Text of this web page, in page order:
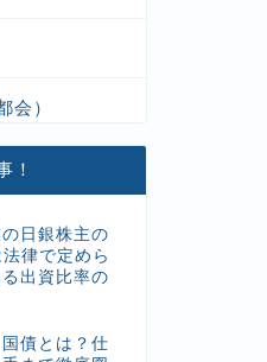
会）
！
日銀株主の
律で定めら
出資比率の
国債とは？仕